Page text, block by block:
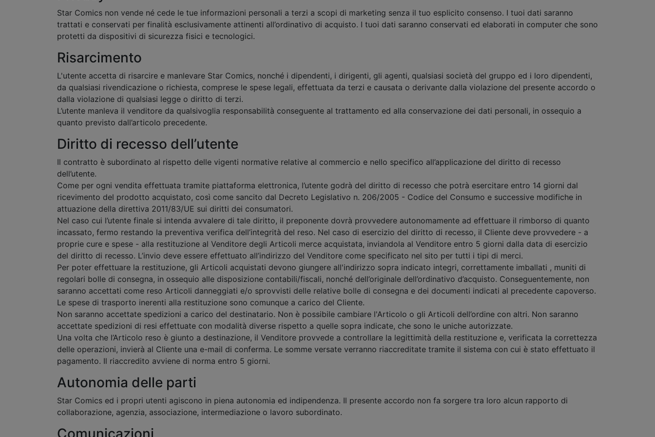
Star Comics non vende né cede le tue informazioni personali a terzi a scopi di marketing senza il tuo esplicito consenso. I tuoi dati saranno
trattati e conservati per finalità esclusivamente attinenti all’ordinativo di acquisto. I tuoi dati saranno conservati ed elaborati in computer che sono
protetti da dispositivi di sicurezza fisici e tecnologici.
Risarcimento
L'utente accetta di risarcire e manlevare Star Comics, nonché i dipendenti, i dirigenti, gli agenti, qualsiasi società del gruppo ed i loro dipendenti,
da qualsiasi rivendicazione o richiesta, comprese le spese legali, effettuata da terzi e causata o derivante dalla violazione del presente accordo o
dalla violazione di qualsiasi legge o diritto di terzi.
L’utente manleva il venditore da qualsivoglia responsabilità conseguente al trattamento ed alla conservazione dei dati personali, in ossequio a
quanto previsto dall’articolo precedente.
Diritto di recesso dell’utente
Il contratto è subordinato al rispetto delle vigenti normative relative al commercio e nello specifico all’applicazione del diritto di recesso
dell’utente.
Come per ogni vendita effettuata tramite piattaforma elettronica, l’utente godrà del diritto di recesso che potrà esercitare entro 14 giorni dal
ricevimento del prodotto acquistato, così come sancito dal Decreto Legislativo n. 206/2005 - Codice del Consumo e successive modifiche in
attuazione della direttiva 2011/83/UE sui diritti dei consumatori.
Nel caso cui l’utente finale si intenda avvalere di tale diritto, il preponente dovrà provvedere autonomamente ad effettuare il rimborso di quanto
incassato, fermo restando la preventiva verifica dell’integrità del reso. Nel caso di esercizio del diritto di recesso, il Cliente deve provvedere - a
proprie cure e spese - alla restituzione al Venditore degli Articoli merce acquistata, inviandola al Venditore entro 5 giorni dalla data di esercizio
del diritto di recesso. L’invio deve essere effettuato all’indirizzo del Venditore come specificato nel sito per tutti i tipi di merci.
Per poter effettuare la restituzione, gli Articoli acquistati devono giungere all'indirizzo sopra indicato integri, correttamente imballati , muniti di
regolari bolle di consegna, in ossequio alle disposizione contabili/fiscali, nonché dell’originale dell’ordinativo d’acquisto. Conseguentemente, non
saranno accettati come reso Articoli danneggiati e/o sprovvisti delle relative bolle di consegna e dei documenti indicati al precedente capoverso.
Le spese di trasporto inerenti alla restituzione sono comunque a carico del Cliente.
Non saranno accettate spedizioni a carico del destinatario. Non è possibile cambiare l'Articolo o gli Articoli dell’ordine con altri. Non saranno
accettate spedizioni di resi effettuate con modalità diverse rispetto a quelle sopra indicate, che sono le uniche autorizzate.
Una volta che l’Articolo reso è giunto a destinazione, il Venditore provvede a controllare la legittimità della restituzione e, verificata la correttezza
delle operazioni, invierà al Cliente una e-mail di conferma. Le somme versate verranno riaccreditate tramite il sistema con cui è stato effettuato il
pagamento. Il riaccredito avviene di norma entro 5 giorni.
Autonomia delle parti
Star Comics ed i propri utenti agiscono in piena autonomia ed indipendenza. Il presente accordo non fa sorgere tra loro alcun rapporto di
collaborazione, agenzia, associazione, intermediazione o lavoro subordinato.
Comunicazioni